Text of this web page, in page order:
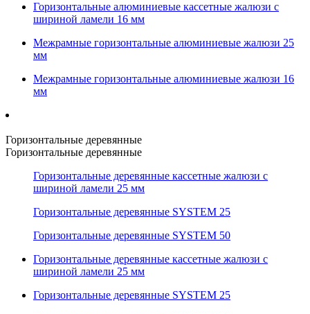
Горизонтальные алюминиевые кассетные жалюзи с
шириной ламели 16 мм
Межрамные горизонтальные алюминиевые жалюзи 25
мм
Межрамные горизонтальные алюминиевые жалюзи 16
мм
Горизонтальные деревянные
Горизонтальные деревянные
Горизонтальные деревянные кассетные жалюзи с
шириной ламели 25 мм
Горизонтальные деревянные SYSTEM 25
Горизонтальные деревянные SYSTEM 50
Горизонтальные деревянные кассетные жалюзи с
шириной ламели 25 мм
Горизонтальные деревянные SYSTEM 25